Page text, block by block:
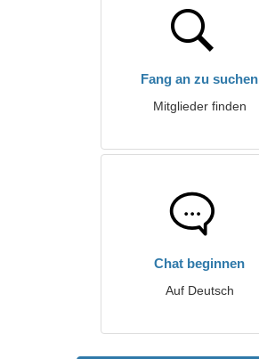
Fang an zu suchen
Mitglieder finden
Chat beginnen
Auf Deutsch